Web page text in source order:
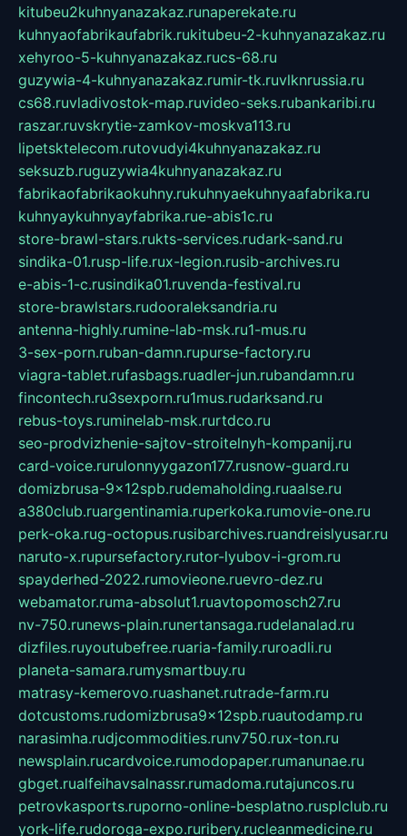
kitubeu2kuhnyanazakaz.runaperekate.ru
kuhnyaofabrikaufabrik.rukitubeu-2-kuhnyanazakaz.ru
xehyroo-5-kuhnyanazakaz.rucs-68.ru
guzywia-4-kuhnyanazakaz.rumir-tk.ruvlknrussia.ru
cs68.ruvladivostok-map.ruvideo-seks.rubankaribi.ru
raszar.ruvskrytie-zamkov-moskva113.ru
lipetsktelecom.rutovudyi4kuhnyanazakaz.ru
seksuzb.ruguzywia4kuhnyanazakaz.ru
fabrikaofabrikaokuhny.rukuhnyaekuhnyaafabrika.ru
kuhnyaykuhnyayfabrika.rue-abis1c.ru
store-brawl-stars.rukts-services.rudark-sand.ru
sindika-01.rusp-life.rux-legion.rusib-archives.ru
e-abis-1-c.rusindika01.ruvenda-festival.ru
store-brawlstars.rudooraleksandria.ru
antenna-highly.rumine-lab-msk.ru1-mus.ru
3-sex-porn.ruban-damn.rupurse-factory.ru
viagra-tablet.rufasbags.ruadler-jun.rubandamn.ru
fincontech.ru3sexporn.ru1mus.rudarksand.ru
rebus-toys.ruminelab-msk.rurtdco.ru
seo-prodvizhenie-sajtov-stroitelnyh-kompanij.ru
card-voice.rurulonnyygazon177.rusnow-guard.ru
domizbrusa-9x12spb.rudemaholding.ruaalse.ru
a380club.ruargentinamia.ruperkoka.rumovie-one.ru
perk-oka.rug-octopus.rusibarchives.ruandreislyusar.ru
naruto-x.rupursefactory.rutor-lyubov-i-grom.ru
spayderhed-2022.rumovieone.ruevro-dez.ru
webamator.ruma-absolut1.ruavtopomosch27.ru
nv-750.runews-plain.runertansaga.rudelanalad.ru
dizfiles.ruyoutubefree.ruaria-family.ruroadli.ru
planeta-samara.rumysmartbuy.ru
matrasy-kemerovo.ruashanet.rutrade-farm.ru
dotcustoms.rudomizbrusa9x12spb.ruautodamp.ru
narasimha.rudjcommodities.runv750.rux-ton.ru
newsplain.rucardvoice.rumodopaper.rumanunae.ru
gbget.rualfeihavsalnassr.rumadoma.rutajuncos.ru
petrovkasports.ruporno-online-besplatno.rusplclub.ru
york-life.rudoroga-expo.ruribery.rucleanmedicine.ru